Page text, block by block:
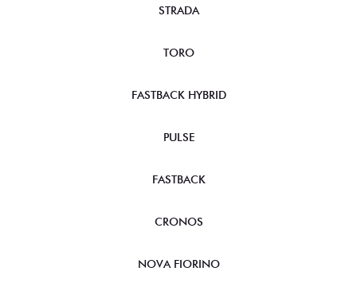
STRADA
TORO
FASTBACK HYBRID
PULSE
FASTBACK
CRONOS
NOVA FIORINO